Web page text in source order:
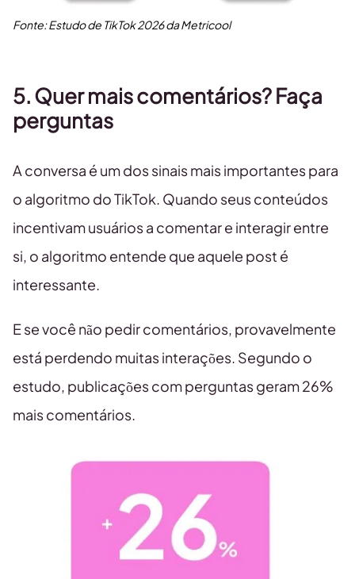
Fonte:Estudo de TikTok2026da Metricool
5. Quer mais comentários? Faça
perguntas
A conversa é um dos sinais mais importantes para
o algoritmo do TikTok. Quando seus conteúdos
incentivam usuários a comentar e interagir entre
si, o algoritmo entende que aquele post é
interessante.
E se você não pedir comentários, provavelmente
está perdendo muitas interações. Segundo o
estudo, publicações com perguntas geram 26%
mais comentários.